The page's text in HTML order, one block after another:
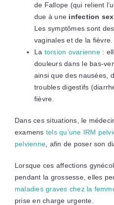
de Fallope (qui relient
due à une infection
Les symptômes sont
vaginales et de la fièvre.
La torsion ovarienne:
douleurs dans le bas-
ainsi que des nausées,
troubles digestifs
fièvre.
Dans ces situations, le
examens tels qu’une IRM
pelvienne , afin de poser son
Lorsque ces affections
pendant la grossesse, elles
maladies graves chez la
prise en charge urgente.